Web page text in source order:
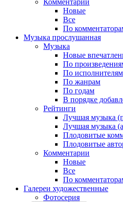
Новые
Все
По
Музыка прослушанная
Музыка
Новые
По
По исполнителям
По жанрам
По годам
В порядке
Рейтинги
Лучшая музыка
Лучшая музыка
Плодовитые
Плодовитые
Комментарии
Новые
Все
По
Галереи художественные
Фотосерия